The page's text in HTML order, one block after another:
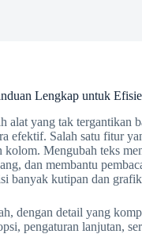
Lengkap untuk
yang tak tergantikan
efektif. Salah satu fitur
kolom. Mengubah teks
dan membantu
banyak kutipan dan
dengan detail yang
pengaturan lanjutan,